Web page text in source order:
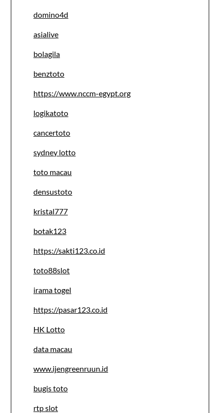
domino4d
asialive
bolagila
benztoto
https://www.nccm-egypt.org
logikatoto
cancertoto
sydney lotto
toto macau
densustoto
kristal777
botak123
https://sakti123.co.id
toto88slot
irama togel
https://pasar123.co.id
HK Lotto
data macau
www.ijengreenruun.id
bugis toto
rtp slot